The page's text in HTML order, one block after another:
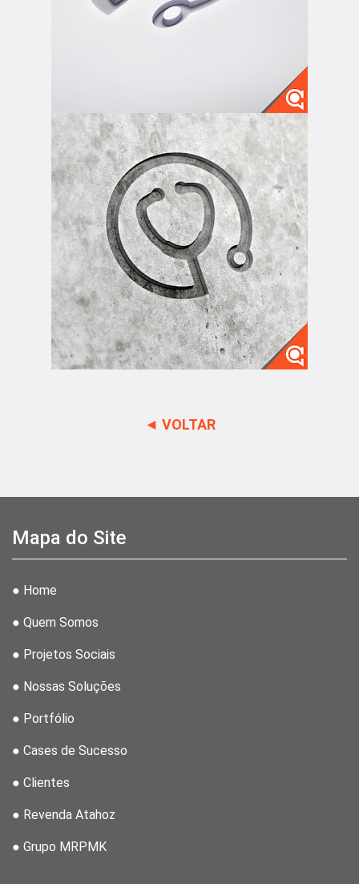
◄ VOLTAR
Mapa do Site
● Home
● Quem Somos
● Projetos Sociais
● Nossas Soluções
● Portfólio
● Cases de Sucesso
● Clientes
● Revenda Atahoz
● Grupo MRPMK